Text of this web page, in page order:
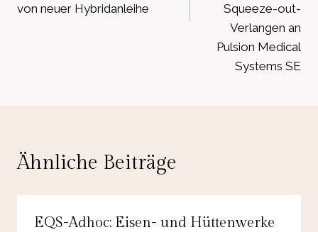
von neuer Hybridanleihe
Squeeze-out-
Verlangen an
Pulsion Medical
Systems SE
Ähnliche Beiträge
EQS-Adhoc: Eisen- und Hüttenwerke